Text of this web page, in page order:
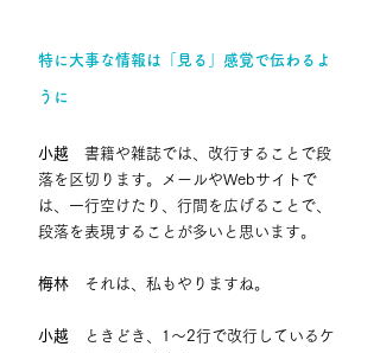
特に大事な情報は「見る」感覚で伝わるよ
うに
小越 書籍や雑誌では、改行することで段
落を区切ります。メールやWebサイトで
は、一行空けたり、行間を広げることで、
段落を表現することが多いと思います。
梅林 それは、私もやりますね。
小越 ときどき、1〜2行で改行しているケ